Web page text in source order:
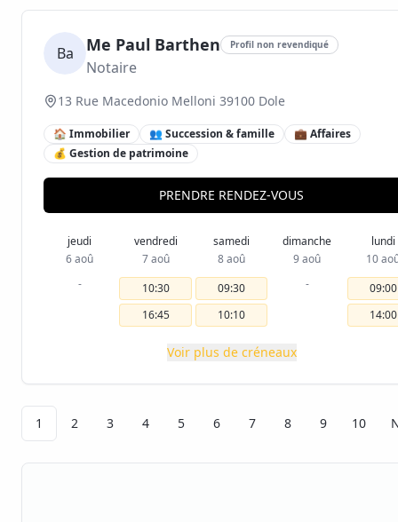
Ba Me Paul Barthen Profil non revendiqué
Notaire
13 Rue Macedonio Melloni 39100 Dole
🏠 Immobilier 👥 Succession & famille
💼 Affaires
💰 Gestion de patrimoine
PRENDRE RENDEZ-VOUS
jeudi
6 aoû
-
vendredi
7 aoû
10:30
16:45
samedi
8 aoû
09:30
10:10
dimanche
9 aoû
-
lundi
10
09:00
14:00
Voir plus de créneaux
1 2 3 4 5 6 7 8 9 10